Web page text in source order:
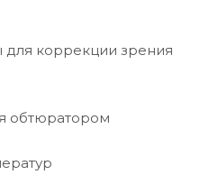
коррекции зрения
обтюратором